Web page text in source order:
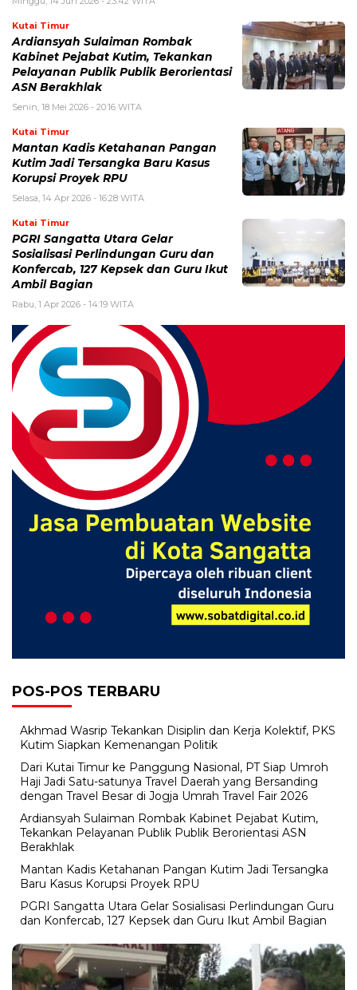
Kutai Timur
Ardiansyah Sulaiman Rombak
Kabinet Pejabat Kutim, Tekankan
Pelayanan Publik Publik Berorientasi
ASN Berakhlak
Senin, 18 Mei 2026 - 20:16 WITA
Kutai Timur
Mantan Kadis Ketahanan Pangan
Kutim Jadi Tersangka Baru Kasus
Korupsi Proyek RPU
Selasa, 14 Apr 2026 - 16:28 WITA
Kutai Timur
PGRI Sangatta Utara Gelar
Sosialisasi Perlindungan Guru dan
Konfercab, 127 Kepsek dan Guru Ikut
Ambil Bagian
Rabu, 1 Apr 2026 - 14:19 WITA
POS-POS TERBARU
Akhmad Wasrip Tekankan Disiplin dan Kerja Kolektif, PKS
Kutim Siapkan Kemenangan Politik
Dari Kutai Timur ke Panggung Nasional, PT Siap Umroh
Haji Jadi Satu-satunya Travel Daerah yang Bersanding
dengan Travel Besar di Jogja Umrah Travel Fair 2026
Ardiansyah Sulaiman Rombak Kabinet Pejabat Kutim,
Tekankan Pelayanan Publik Publik Berorientasi ASN
Berakhlak
Mantan Kadis Ketahanan Pangan Kutim Jadi Tersangka
Baru Kasus Korupsi Proyek RPU
PGRI Sangatta Utara Gelar Sosialisasi Perlindungan Guru
dan Konfercab, 127 Kepsek dan Guru Ikut Ambil Bagian